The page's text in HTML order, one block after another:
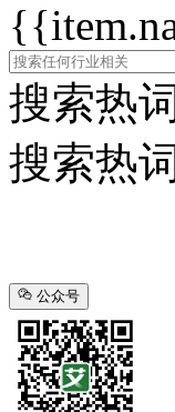
搜索热
搜索热词
公众号